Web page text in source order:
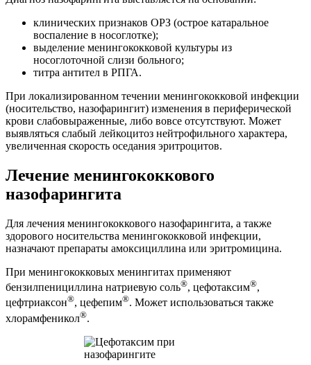
клинических признаков ОРЗ (острое катаральное
воспаление в носоглотке);
выделение менингококковой культуры из
носоглоточной слизи больного;
титра антител в РПГА.
При локализированном течении менингококковой инфекции
(носительство, назофарингит) изменения в периферической
крови слабовыраженные, либо вовсе отсутствуют. Может
выявляться слабый лейкоцитоз нейтрофильного характера,
увеличенная скорость оседания эритроцитов.
Лечение менингококкового
назофарингита
Для лечения менингококкового назофарингита, а также
здорового носительства менингококковой инфекции,
назначают препараты амоксициллина или эритромицина.
При менингококковых менингитах применяют
бензилпенициллина натриевую соль®, цефотаксим®,
цефтриаксон®, цефепим®. Может использоваться также
хлорамфеникол®.